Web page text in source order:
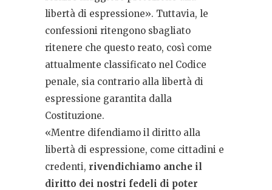
libertà di espressione». Tuttavia, le
confessioni ritengono sbagliato
ritenere che questo reato, così come
attualmente classificato nel Codice
penale, sia contrario alla libertà di
espressione garantita dalla
Costituzione.
«Mentre difendiamo il diritto alla
libertà di espressione, come cittadini e
credenti, rivendichiamo anche il
diritto dei nostri fedeli di poter